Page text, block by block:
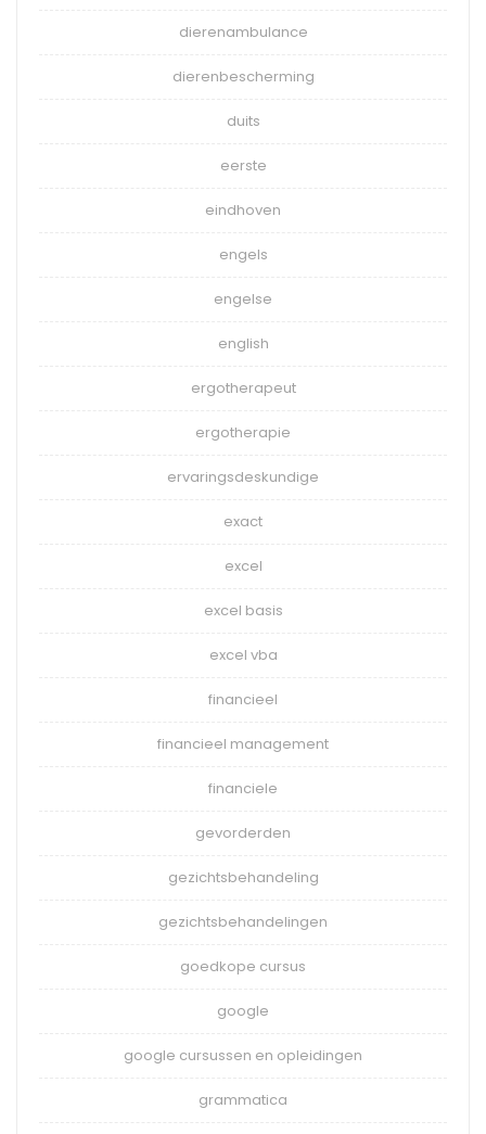
dierenambulance
dierenbescherming
duits
eerste
eindhoven
engels
engelse
english
ergotherapeut
ergotherapie
ervaringsdeskundige
exact
excel
excel basis
excel vba
financieel
financieel management
financiele
gevorderden
gezichtsbehandeling
gezichtsbehandelingen
goedkope cursus
google
google cursussen en opleidingen
grammatica